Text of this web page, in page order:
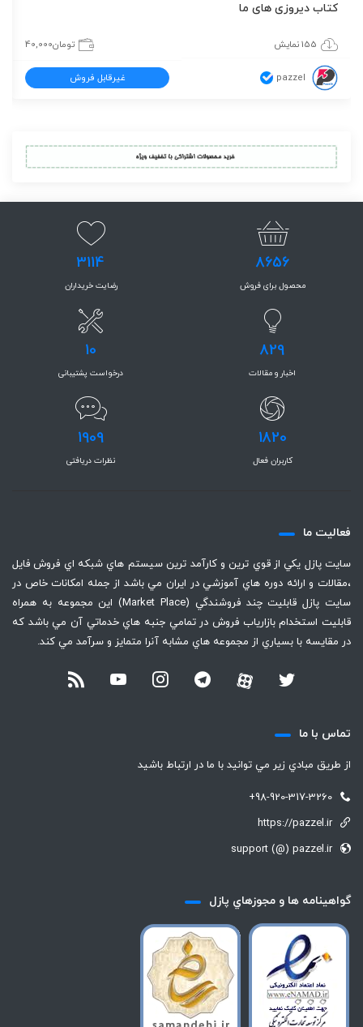
کتاب دیروزی های ما
155 نمایش تومان40,000
pazzel غیرقابل فروش
8656
محصول برای فروش
3114
رضایت خریداران
829
اخبار و مقالات
10
درخواست پشتیبانی
1820
کاربران فعال
1909
نظرات دریافتی
فعاليت ما
سايت پازل يكي از قوي ترين و كارآمد ترين سيستم هاي شبكه اي فروش فايل
،‌مقالات و ارائه دوره هاي آموزشي در ايران مي باشد از جمله امكانات خاص در
سايت پازل قابليت چند فروشندگي (Market Place) اين مجموعه به همراه
قابليت استخدام بازارياب فروش در تمامي جنبه هاي خدماتي آن مي باشد كه
در مقايسه با بسياري از مجموعه هاي مشابه آنرا متمايز و سرآمد مي كند.
تماس با ما
از طريق مبادي زير مي توانيد با ما در ارتباط باشيد
+98-920-317-3260
https://pazzel.ir
support (@) pazzel.ir
گواهينامه ها و مجوزهاي پازل